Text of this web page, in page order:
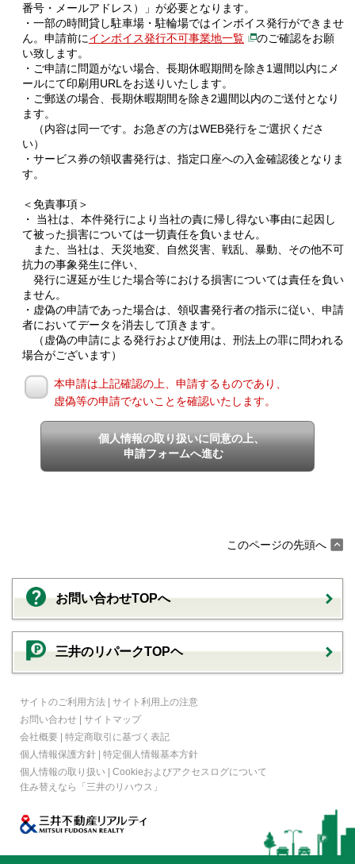
番号・メールアドレス）」が必要となります。
・一部の時間貸し駐車場・駐輪場ではインボイス発行ができませ
ん。申請前にインボイス発行不可事業地一覧
のご確認をお願
い致します。
・ご申請に問題がない場合、長期休暇期間を除き1週間以内にメ
ールにて印刷用URLをお送りいたします。
・ご郵送の場合、長期休暇期間を除き2週間以内のご送付となり
ます。
（内容は同一です。お急ぎの方はWEB発行をご選択くださ
い）
・サービス券の領収書発行は、指定口座への入金確認後となりま
す。
＜免責事項＞
・ 当社は、本件発行により当社の責に帰し得ない事由に起因し
て被った損害については一切責任を負いません。
また、当社は、天災地変、自然災害、戦乱、暴動、その他不可
抗力の事象発生に伴い、
発行に遅延が生じた場合等における損害については責任を負い
ません。
・虚偽の申請であった場合は、領収書発行者の指示に従い、申請
者においてデータを消去して頂きます。
（虚偽の申請による発行および使用は、刑法上の罪に問われる
場合がございます）
本申請は上記確認の上、申請するものであり、
虚偽等の申請でないことを確認いたします。
個人情報の取り扱いに同意の上、
申請フォームへ進む
このページの先頭へ
お問い合わせTOPへ
三井のリパークTOPヘ
サイトのご利用方法 | サイト利用上の注意
お問い合わせ | サイトマップ
会社概要 | 特定商取引に基づく表記
個人情報保護方針 | 特定個人情報基本方針
個人情報の取り扱い | Cookieおよびアクセスログについて
住み替えなら
「三井のリハウス」